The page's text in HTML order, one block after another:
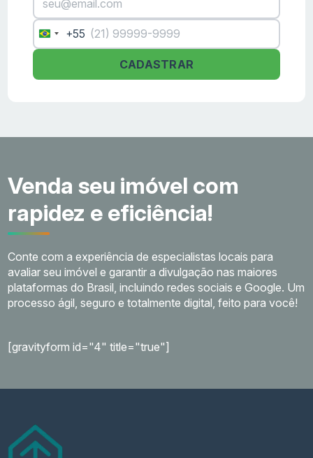
Brazil
+55
+55
CADASTRAR
Venda seu imóvel com
rapidez e eficiência!
Conte com a experiência de especialistas locais para
avaliar seu imóvel e garantir a divulgação nas maiores
plataformas do Brasil, incluindo redes sociais e Google. Um
processo ágil, seguro e totalmente digital, feito para você!
[gravityform id="4" title="true"]